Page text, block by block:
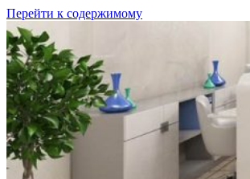
Перейти к содержимому